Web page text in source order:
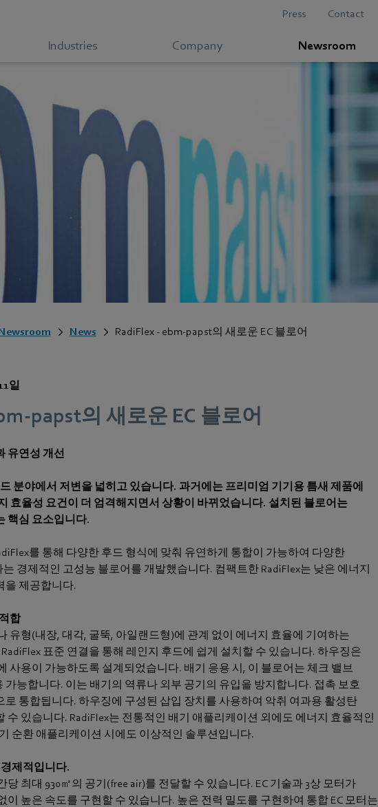
Press Contact
Industries Company Newsroom
News RadiFlex - ebm-papst의 새로운 EC 블로어
일
의 새로운 EC 블로어
유연성 개선
분야에서 저변을 넓히고 있습니다. 과거에는 프리미엄 기기용 틈새 제품에
효율성 요건이 더 엄격해지면서 상황이 바뀌었습니다. 설치된 블로어는
핵심 요소입니다.
를 통해 다양한 후드 형식에 맞춰 유연하게 통합이 가능하여 다양한
경제적인 고성능 블로어를 개발했습니다. 컴팩트한 RadiFlex는 낮은 에너지
을 제공합니다.
합
유형(내장, 대각, 굴뚝, 아일랜드형)에 관계 없이 에너지 효율에 기여하는
표준 연결을 통해 레인지 후드에 쉽게 설치할 수 있습니다. 하우징은
사용이 가능하도록 설계되었습니다. 배기 응용 시, 이 블로어는 체크 밸브
가능합니다. 이는 배기의 역류나 외부 공기의 유입을 방지합니다. 접촉 보호
로 통합됩니다. 하우징에 구성된 삽입 장치를 사용하여 악취 여과용 활성탄
수 있습니다. RadiFlex는 전통적인 배기 애플리케이션 외에도 에너지 효율적인
순환 애플리케이션 시에도 이상적인 솔루션입니다.
제적입니다.
당 최대 930㎥의 공기(free air)를 전달할 수 있습니다. EC 기술과 3상 모터가
이 높은 속도를 구현할 수 있습니다. 높은 전력 밀도를 구현하여 통합 EC 모터는